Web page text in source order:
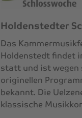
Holdenstedter
Das
Holdenstedt findet
statt und ist wegen
originellen
bekannt. Die
klassische